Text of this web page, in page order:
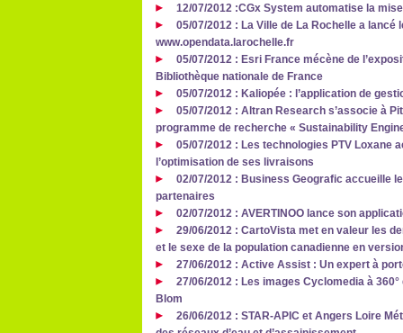
12/07/2012 :CGx System automatise la
05/07/2012 : La Ville de La Rochelle a lancé
www.opendata.larochelle.fr
05/07/2012 : Esri France mécène de
Bibliothèque nationale de France
05/07/2012 : Kaliopée : l’application de
05/07/2012 : Altran Research s’associe à
programme de recherche « Sustainability
05/07/2012 : Les technologies PTV Loxane
l’optimisation de ses livraisons
02/07/2012 : Business Geografic accueille
partenaires
02/07/2012 : AVERTINOO lance son
29/06/2012 : CartoVista met en valeur les
et le sexe de la population canadienne en
27/06/2012 : Active Assist : Un expert à
27/06/2012 : Les images Cyclomedia à
Blom
26/06/2012 : STAR-APIC et Angers Loire